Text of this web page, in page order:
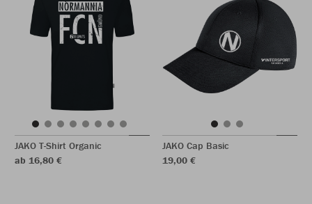
JAKO T-Shirt Organic
ab 16,80 €
JAKO Cap Basic
19,00 €